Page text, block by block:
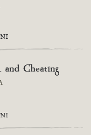
and Cheating